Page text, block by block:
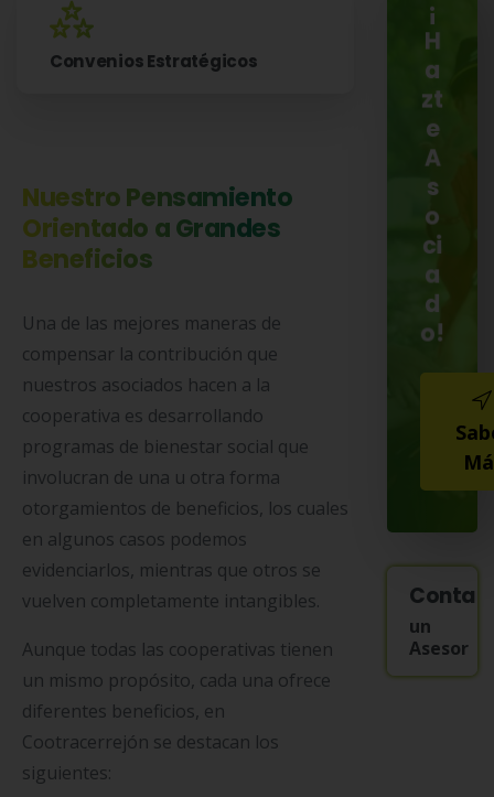
Convenios Estratégicos
Nuestro Pensamiento
Orientado a Grandes
Beneficios
Una de las mejores maneras de
compensar la contribución que
nuestros asociados hacen a la
cooperativa es desarrollando
programas de bienestar social que
involucran de una u otra forma
otorgamientos de beneficios, los cuales
en algunos casos podemos
evidenciarlos, mientras que otros se
vuelven completamente intangibles.
Aunque todas las cooperativas tienen
un mismo propósito, cada una ofrece
diferentes beneficios, en
Cootracerrejón se destacan los
siguientes:
¡
H
a
zt
e
A
s
o
ci
a
d
o!
un
Asesor